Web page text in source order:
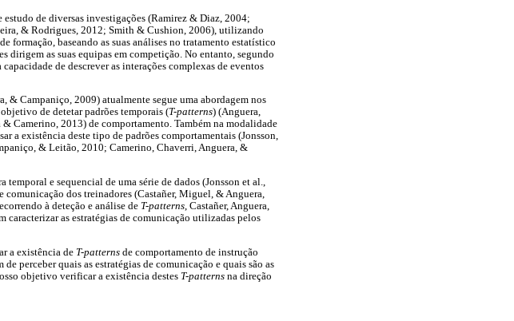
de diversas investigações (Ramirez & Diaz, 2004;
& Rodrigues, 2012; Smith & Cushion, 2006), utilizando
formação, baseando as suas análises no tratamento estatístico
dirigem as suas equipas em competição. No entanto, segundo
de descrever as interações complexas de eventos
& Campaniço, 2009) atualmente segue uma abordagem nos
de detetar padrões temporais (T-patterns) (Anguera,
Camerino, 2013) de comportamento. Também na modalidade
a existência deste tipo de padrões comportamentais (Jonsson,
& Leitão, 2010; Camerino, Chaverri, Anguera, &
temporal e sequencial de uma série de dados (Jonsson et al.,
comunicação dos treinadores (Castañer, Miguel, & Anguera,
à deteção e análise de T-patterns, Castañer, Anguera,
caracterizar as estratégias de comunicação utilizadas pelos
a existência de T-patterns de comportamento de instrução
perceber quais as estratégias de comunicação e quais são as
objetivo verificar a existência destes T-patterns na direção